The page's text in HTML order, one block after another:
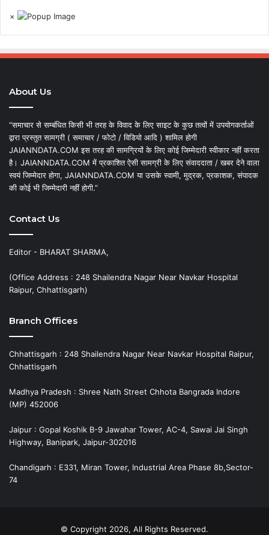
×
About Us
“समाचार से सम्बंधित किसी भी तरह के विवाद के लिए साइट के कुछ तत्वों में उपयोगकर्ताओं
द्वारा प्रस्तुत सामग्री ( समाचार / फोटो / विडियो आदि ) शामिल होगी
JAIANNDATA.COM इस तरह की सामग्रियों के लिए कोई जिम्मेदारी स्वीकार नहीं करता
है। JAIANNDATA.COM में प्रकाशित ऐसी सामग्री के लिए संवाददाता / खबर देने वाला
स्वयं जिम्मेदार होगा, JAIANNDATA.COM या उसके स्वामी, मुद्रक, प्रकाशक, संपादक
की कोई भी जिम्मेदारी नहीं होगी.”
Contact Us
Editor - BHARAT SHARMA,
(Office Address : 248 Shailendra Nagar Near Navkar Hospital
Raipur, Chhattisgarh)
Branch Offices
Chhattisgarh : 248 Shailendra Nagar Near Navkar Hospital Raipur,
Chhattisgarh
Madhya Pradesh : Shree Nath Street Chhota Bangrada Indore
(MP) 452006
Jaipur : Gopal Koshik B-9 Jawahar Tower, AC-4, Sawai Jai Singh
Highway, Banipark, Jaipur-302016
Chandigarh : E331, Miran Tower, Industrial Area Phase 8b,Sector-
74
© Copyright 2026, All Rights Reserved.